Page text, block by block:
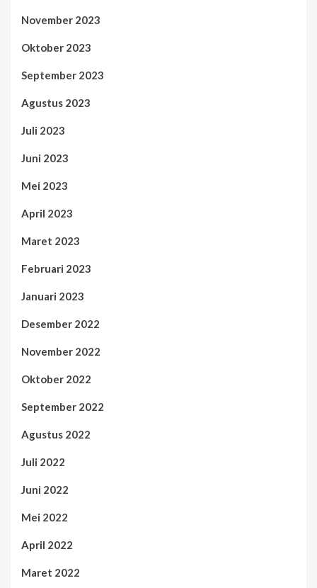
November 2023
Oktober 2023
September 2023
Agustus 2023
Juli 2023
Juni 2023
Mei 2023
April 2023
Maret 2023
Februari 2023
Januari 2023
Desember 2022
November 2022
Oktober 2022
September 2022
Agustus 2022
Juli 2022
Juni 2022
Mei 2022
April 2022
Maret 2022